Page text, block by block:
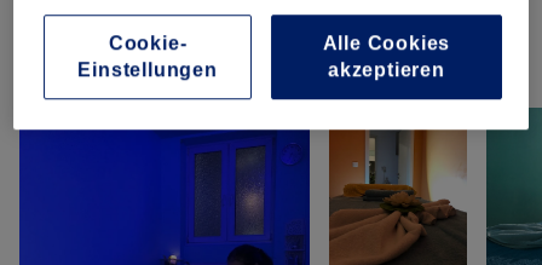
Unsere Arbeit
Bild anklicken für weitere Details
Cookie-
Einstellungen
Alle Cookies
akzeptieren